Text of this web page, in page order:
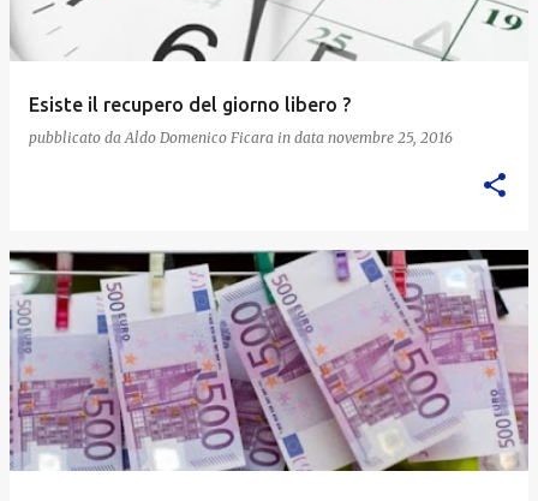
Esiste il recupero del giorno libero ?
pubblicato da Aldo Domenico Ficara in data novembre 25, 2016